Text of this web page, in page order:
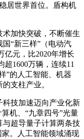
居世界首位。盾构机
加快突破，不断催生
“新三样”（电动汽
亿元，比2020年增长
超1600万辆，连续11
”的人工智能、机器
支柱产业。
技加速迈向产业化新
机、“九章四号”光量
超导量子计算两条技
。人工智能领域涌现